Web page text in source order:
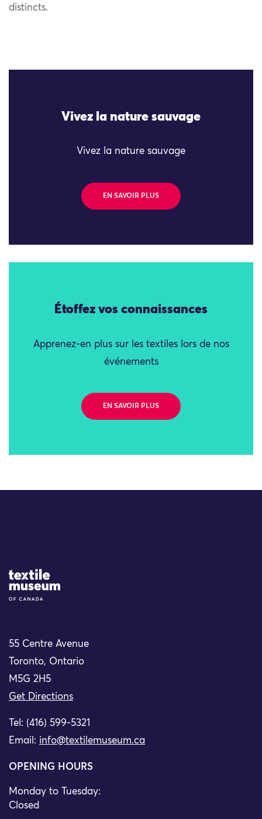
distincts.
Vivez la nature sauvage
Vivez la nature sauvage
EN SAVOIR PLUS
Étoffez vos connaissances
Apprenez-en plus sur les textiles lors de nos
événements
EN SAVOIR PLUS
Site Logo
55 Centre Avenue
Toronto, Ontario
M5G 2H5
Get Directions
Tel: (416) 599-5321
Email: info@textilemuseum.ca
OPENING HOURS
Monday to Tuesday:
Closed